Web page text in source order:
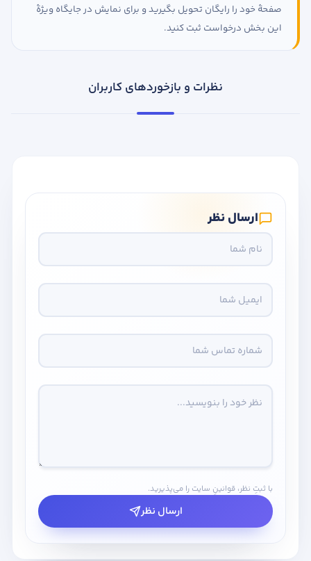
صفحهٔ خود را رایگان تحویل بگیرید و برای نمایش در جایگاه ویژهٔ
این بخش درخواست ثبت کنید.
نظرات و بازخوردهای کاربران
ارسال نظر
با ثبتِ نظر، قوانینِ سایت را می‌پذیرید.
ارسال نظر